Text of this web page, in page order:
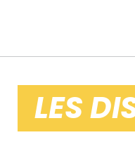
LES